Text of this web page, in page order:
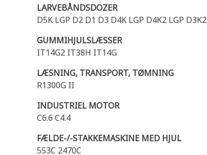
LARVEBÅNDSDOZER
D5K LGP D2 D1 D3 D4K LGP D4K2 LGP
GUMMIHJULSLÆSSER
IT14G2 IT38H IT14G
LÆSNING, TRANSPORT, TØMNING
R1300G II
INDUSTRIEL MOTOR
C6.6 C4.4
FÆLDE-/-STAKKEMASKINE MED HJUL
553C 2470C